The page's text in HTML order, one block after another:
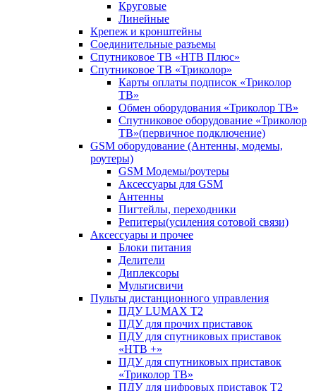
Круговые
Линейные
Крепеж и кронштейны
Соединительные разъемы
Спутниковое ТВ «НТВ Плюс»
Спутниковое ТВ «Триколор»
Карты оплаты подписок «Триколор
ТВ»
Обмен оборудования «Триколор ТВ»
Спутниковое оборудование «Триколор
ТВ»(первичное подключение)
GSM оборудование (Антенны, модемы,
роутеры)
GSM Модемы/роутеры
Аксессуары для GSM
Антенны
Пигтейлы, переходники
Репитеры(усиления сотовой связи)
Аксессуары и прочее
Блоки питания
Делители
Диплексоры
Мультисвичи
Пульты дистанционного управления
ПДУ LUMAX Т2
ПДУ для прочих приставок
ПДУ для спутниковых приставок
«НТВ +»
ПДУ для спутниковых приставок
«Триколор ТВ»
ПДУ для цифровых приставок Т2